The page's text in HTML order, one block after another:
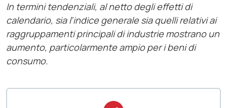
In termini tendenziali, al netto degli effetti di
calendario, sia l’indice generale sia quelli relativi ai
raggruppamenti principali di industrie mostrano un
aumento, particolarmente ampio per i beni di
consumo.